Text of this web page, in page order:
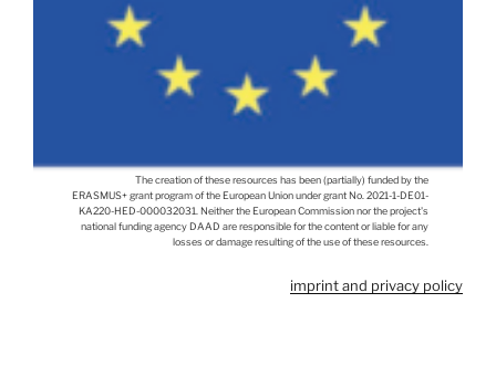
The creation of these resources has been (partially) funded by the
ERASMUS+ grant program of the European Union under grant No. 2021-1-DE01-
KA220-HED-000032031. Neither the European Commission nor the project's
national funding agency DAAD are responsible for the content or liable for any
losses or damage resulting of the use of these resources.
imprint and privacy policy